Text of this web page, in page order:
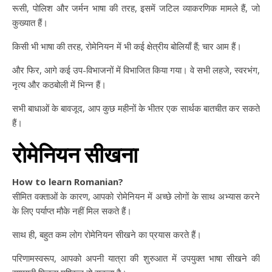
रूसी, पोलिश और जर्मन भाषा की तरह, इसमें जटिल व्याकरणिक मामले हैं, जो
कुख्यात हैं।
किसी भी भाषा की तरह, रोमेनियन में भी कई क्षेत्रीय बोलियाँ हैं; चार आम हैं।
और फिर, आगे कई उप-विभाजनों में विभाजित किया गया। वे सभी लहजे, स्वरभंग,
नृत्य और कठबोली में भिन्न हैं।
सभी बाधाओं के बावजूद, आप कुछ महीनों के भीतर एक सार्थक बातचीत कर सकते
हैं।
रोमेनियन सीखना
How to learn Romanian?
सीमित वक्ताओं के कारण, आपको रोमेनियन में अच्छे लोगों के साथ अभ्यास करने
के लिए पर्याप्त मौके नहीं मिल सकते हैं।
साथ ही, बहुत कम लोग रोमेनियन सीखने का प्रयास करते हैं।
परिणामस्वरूप, आपको अपनी यात्रा की शुरुआत में उपयुक्त भाषा सीखने की